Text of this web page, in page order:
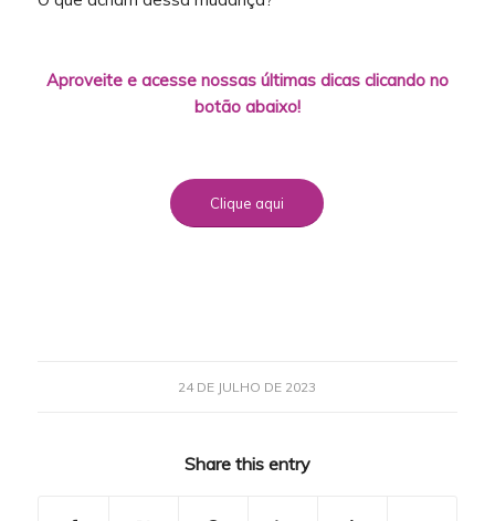
Aproveite e acesse nossas últimas dicas clicando no
botão abaixo!
Clique aqui
24 DE JULHO DE 2023
Share this entry